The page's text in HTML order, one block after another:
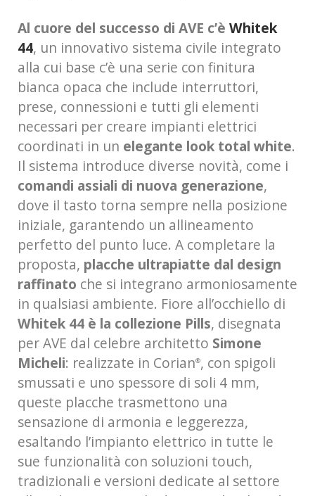
Al cuore del successo di AVE c’è Whitek
44, un innovativo sistema civile integrato
alla cui base c’è una serie con finitura
bianca opaca che include interruttori,
prese, connessioni e tutti gli elementi
necessari per creare impianti elettrici
coordinati in un elegante look total white.
Il sistema introduce diverse novità, come i
comandi assiali di nuova generazione,
dove il tasto torna sempre nella posizione
iniziale, garantendo un allineamento
perfetto del punto luce. A completare la
proposta, placche ultrapiatte dal design
raffinato che si integrano armoniosamente
in qualsiasi ambiente. Fiore all’occhiello di
Whitek 44 è la collezione Pills, disegnata
per AVE dal celebre architetto Simone
Micheli: realizzate in Corian®, con spigoli
smussati e uno spessore di soli 4 mm,
queste placche trasmettono una
sensazione di armonia e leggerezza,
esaltando l’impianto elettrico in tutte le
sue funzionalità con soluzioni touch,
tradizionali e versioni dedicate al settore